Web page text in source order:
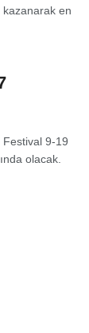
kazanarak en
9-19
olacak.